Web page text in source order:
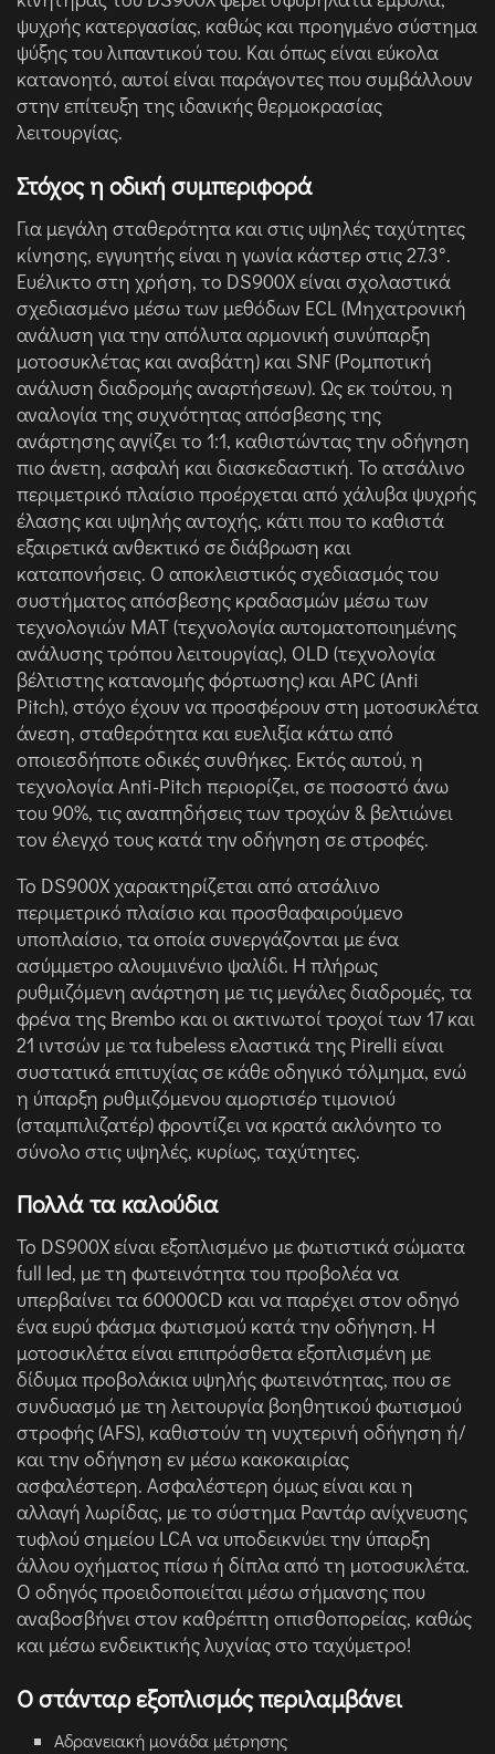
ψυχρής κατεργασίας, καθώς και προηγμένο σύστημα
ψύξης του λιπαντικού του. Και όπως είναι εύκολα
κατανοητό, αυτοί είναι παράγοντες που συμβάλλουν
στην επίτευξη της ιδανικής θερμοκρασίας
λειτουργίας.
Στόχος η οδική συμπεριφορά
Για μεγάλη σταθερότητα και στις υψηλές ταχύτητες
κίνησης, εγγυητής είναι η γωνία κάστερ στις 27.3°.
Ευέλικτο στη χρήση, το DS900X είναι σχολαστικά
σχεδιασμένο μέσω των μεθόδων ECL (Μηχατρονική
ανάλυση για την απόλυτα αρμονική συνύπαρξη
μοτοσυκλέτας και αναβάτη) και SNF (Ρομποτική
ανάλυση διαδρομής αναρτήσεων). Ως εκ τούτου, η
αναλογία της συχνότητας απόσβεσης της
ανάρτησης αγγίζει το 1:1, καθιστώντας την οδήγηση
πιο άνετη, ασφαλή και διασκεδαστική. Το ατσάλινο
περιμετρικό πλαίσιο προέρχεται από χάλυβα ψυχρής
έλασης και υψηλής αντοχής, κάτι που το καθιστά
εξαιρετικά ανθεκτικό σε διάβρωση και
καταπονήσεις. O αποκλειστικός σχεδιασμός του
συστήματος απόσβεσης κραδασμών μέσω των
τεχνολογιών MAT (τεχνολογία αυτοματοποιημένης
ανάλυσης τρόπου λειτουργίας), OLD (τεχνολογία
βέλτιστης κατανομής φόρτωσης) και APC (Anti
Pitch), στόχο έχουν να προσφέρουν στη μοτοσυκλέτα
άνεση, σταθερότητα και ευελιξία κάτω από
οποιεσδήποτε οδικές συνθήκες. Εκτός αυτού, η
τεχνολογία Anti-Pitch περιορίζει, σε ποσοστό άνω
του 90%, τις αναπηδήσεις των τροχών & βελτιώνει
τον έλεγχό τους κατά την οδήγηση σε στροφές.
Το DS900X χαρακτηρίζεται από ατσάλινο
περιμετρικό πλαίσιο και προσθαφαιρούμενο
υποπλαίσιο, τα οποία συνεργάζονται με ένα
ασύμμετρο αλουμινένιο ψαλίδι. Η πλήρως
ρυθμιζόμενη ανάρτηση με τις μεγάλες διαδρομές, τα
φρένα της Brembo και οι ακτινωτοί τροχοί των 17 και
21 ιντσών με τα tubeless ελαστικά της Pirelli είναι
συστατικά επιτυχίας σε κάθε οδηγικό τόλμημα, ενώ
η ύπαρξη ρυθμιζόμενου αμορτισέρ τιμονιού
(σταμπιλιζατέρ) φροντίζει να κρατά ακλόνητο το
σύνολο στις υψηλές, κυρίως, ταχύτητες.
Πολλά τα καλούδια
Το DS900X είναι εξοπλισμένο με φωτιστικά σώματα
full led, με τη φωτεινότητα του προβολέα να
υπερβαίνει τα 60000CD και να παρέχει στον οδηγό
ένα ευρύ φάσμα φωτισμού κατά την οδήγηση. Η
μοτοσικλέτα είναι επιπρόσθετα εξοπλισμένη με
δίδυμα προβολάκια υψηλής φωτεινότητας, που σε
συνδυασμό με τη λειτουργία βοηθητικού φωτισμού
στροφής (AFS), καθιστούν τη νυχτερινή οδήγηση ή/
και την οδήγηση εν μέσω κακοκαιρίας
ασφαλέστερη. Ασφαλέστερη όμως είναι και η
αλλαγή λωρίδας, με το σύστημα Ραντάρ ανίχνευσης
τυφλού σημείου LCA να υποδεικνύει την ύπαρξη
άλλου οχήματος πίσω ή δίπλα από τη μοτοσυκλέτα.
Ο οδηγός προειδοποιείται μέσω σήμανσης που
αναβοσβήνει στον καθρέπτη οπισθοπορείας, καθώς
και μέσω ενδεικτικής λυχνίας στο ταχύμετρο!
Ο στάνταρ εξοπλισμός περιλαμβάνει
Αδρανειακή μονάδα μέτρησης